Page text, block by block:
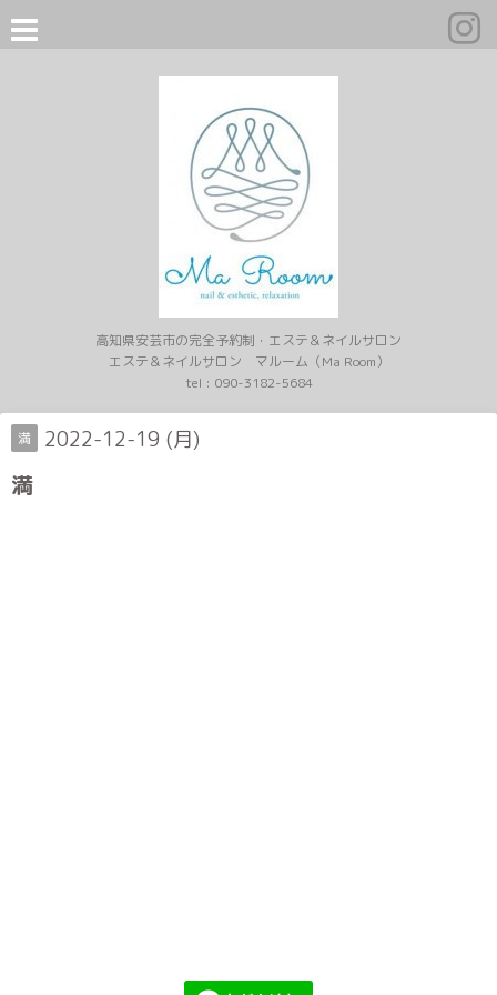
高知県安芸市の完全予約制・エステ＆ネイルサロン
エステ＆ネイルサロン マルーム（Ma Room）
tel : 090-3182-5684
満 2022-12-19 (月)
満